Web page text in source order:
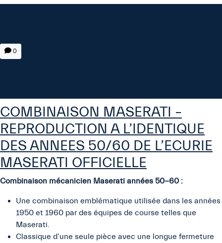
0
COMBINAISON MASERATI –
REPRODUCTION A L’IDENTIQUE
DES ANNEES 50/60 DE L’ECURIE
MASERATI OFFICIELLE
Combinaison mécanicien Maserati années 50-60 :
Une combinaison emblématique utilisée dans les années
1950 et 1960 par des équipes de course telles que
Maserati.
Classique d’une seule pièce avec une longue fermeture